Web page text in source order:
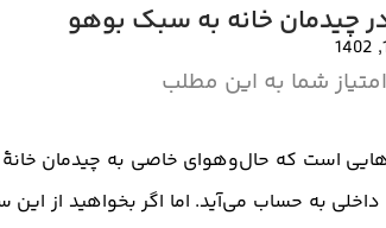
چیدمان خانه به سبک بوهو
امتیاز شما به این مطلب
است که حال‌و‌هوای خاصی به چیدمان
به حساب می‌آید. اما اگر بخواهید از این